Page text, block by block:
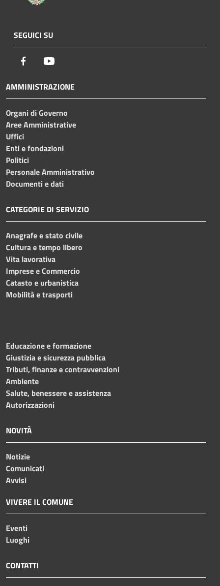
SEGUICI SU
Facebook
AMMINISTRAZIONE
Organi di Governo
Aree Amministrative
Uffici
Enti e fondazioni
Politici
Personale Amministrativo
Documenti e dati
CATEGORIE DI SERVIZIO
Anagrafe e stato civile
Cultura e tempo libero
Vita lavorativa
Imprese e Commercio
Catasto e urbanistica
Mobilità e trasporti
Educazione e formazione
Giustizia e sicurezza pubblica
Tributi, finanze e contravvenzioni
Ambiente
Salute, benessere e assistenza
Autorizzazioni
NOVITÀ
Notizie
Comunicati
Avvisi
VIVERE IL COMUNE
Eventi
Luoghi
CONTATTI